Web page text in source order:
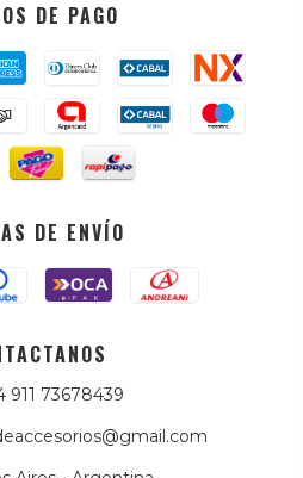
DE PAGO
DE ENVÍO
911 73678439